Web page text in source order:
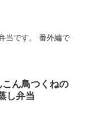
当です。 番外編で
ん鳥つくねの
し弁当